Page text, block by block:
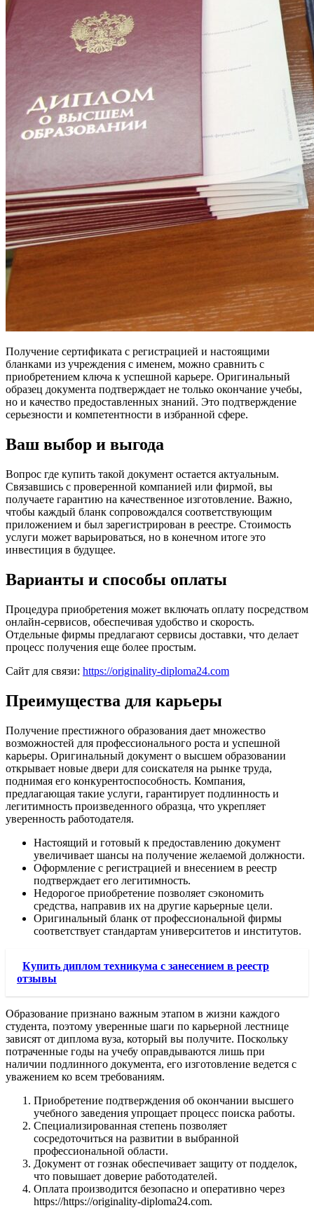
Получение сертификата с регистрацией и настоящими
бланками из учреждения с именем, можно сравнить с
приобретением ключа к успешной карьере. Оригинальный
образец документа подтверждает не только окончание учебы,
но и качество предоставленных знаний. Это подтверждение
серьезности и компетентности в избранной сфере.
Ваш выбор и выгода
Вопрос где купить такой документ остается актуальным.
Связавшись с проверенной компанией или фирмой, вы
получаете гарантию на качественное изготовление. Важно,
чтобы каждый бланк сопровождался соответствующим
приложением и был зарегистрирован в реестре. Стоимость
услуги может варьироваться, но в конечном итоге это
инвестиция в будущее.
Варианты и способы оплаты
Процедура приобретения может включать оплату посредством
онлайн-сервисов, обеспечивая удобство и скорость.
Отдельные фирмы предлагают сервисы доставки, что делает
процесс получения еще более простым.
Сайт для связи: https://originality-diploma24.com
Преимущества для карьеры
Получение престижного образования дает множество
возможностей для профессионального роста и успешной
карьеры. Оригинальный документ о высшем образовании
открывает новые двери для соискателя на рынке труда,
поднимая его конкурентоспособность. Компания,
предлагающая такие услуги, гарантирует подлинность и
легитимность произведенного образца, что укрепляет
уверенность работодателя.
Настоящий и готовый к предоставлению документ
увеличивает шансы на получение желаемой должности.
Оформление с регистрацией и внесением в реестр
подтверждает его легитимность.
Недорогое приобретение позволяет сэкономить
средства, направив их на другие карьерные цели.
Оригинальный бланк от профессиональной фирмы
соответствует стандартам университетов и институтов.
Купить диплом техникума с занесением в реестр
отзывы
Образование признано важным этапом в жизни каждого
студента, поэтому уверенные шаги по карьерной лестнице
зависят от диплома вуза, который вы получите. Поскольку
потраченные годы на учебу оправдываются лишь при
наличии подлинного документа, его изготовление ведется с
уважением ко всем требованиям.
Приобретение подтверждения об окончании высшего
учебного заведения упрощает процесс поиска работы.
Специализированная степень позволяет
сосредоточиться на развитии в выбранной
профессиональной области.
Документ от гознак обеспечивает защиту от подделок,
что повышает доверие работодателей.
Оплата производится безопасно и оперативно через
https://https://originality-diploma24.com.